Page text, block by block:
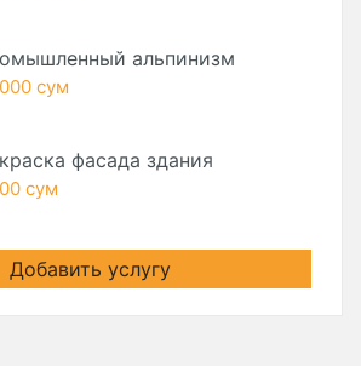
альпинизм
сум
фасада здания
сум
Добавить услугу